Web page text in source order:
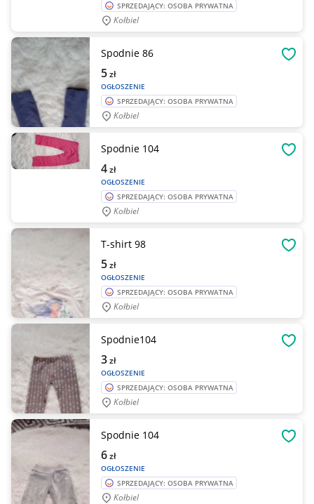
SPRZEDAJĄCY: OSOBA PRYWATNA
Kołbiel
Spodnie 86
OGŁOSZENIE
5zł
SPRZEDAJĄCY: OSOBA PRYWATNA
Kołbiel
Spodnie 104
OGŁOSZENIE
4zł
SPRZEDAJĄCY: OSOBA PRYWATNA
Kołbiel
T-shirt 98
OGŁOSZENIE
5zł
SPRZEDAJĄCY: OSOBA PRYWATNA
Kołbiel
Spodnie104
OGŁOSZENIE
3zł
SPRZEDAJĄCY: OSOBA PRYWATNA
Kołbiel
Spodnie 104
OGŁOSZENIE
6zł
SPRZEDAJĄCY: OSOBA PRYWATNA
Kołbiel